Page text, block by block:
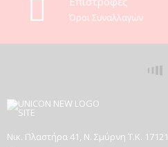
Όροι Συναλλαγών
Νικ. Πλαστήρα 41, Ν. Σμύρνη T.K. 17121